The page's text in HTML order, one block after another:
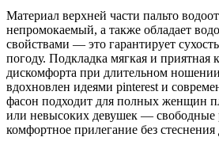
Материал верхней части пальто
непромокаемый, а также обладает
свойствами — это гарантирует
погоду. Подкладка мягкая и приятная
дискомфорта при длительном
вдохновлен идеями pinterest и
фасон подходит для полных женщин
или невысоких девушек — свободные
комфортное прилегание без